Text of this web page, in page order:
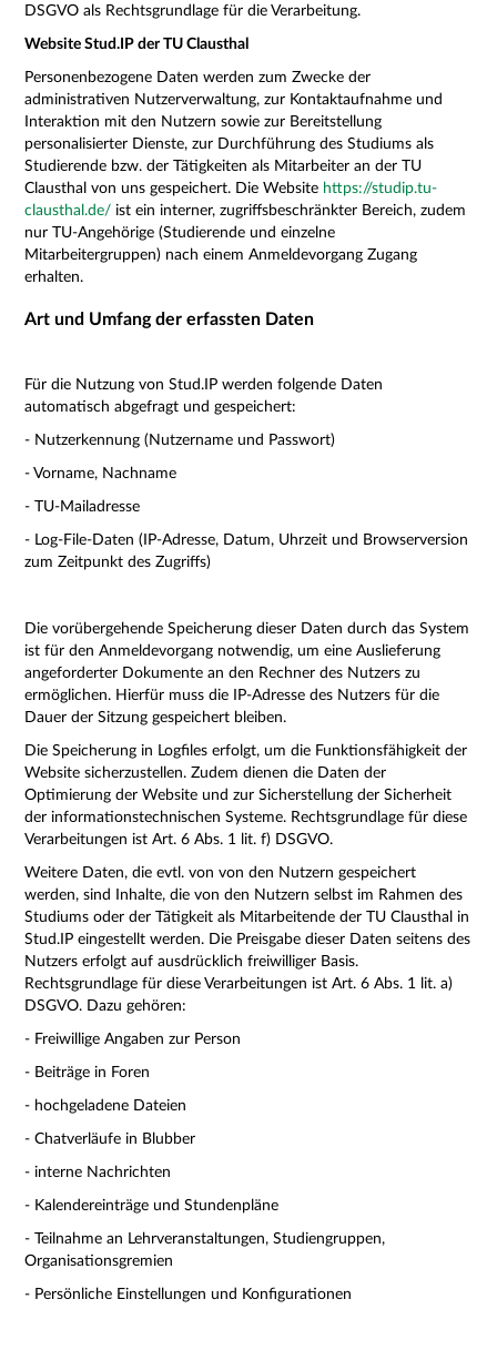
DSGVO als Rechtsgrundlage für die Verarbeitung.
Website Stud.IP der TU Clausthal
Personenbezogene Daten werden zum Zwecke der
administrativen Nutzerverwaltung, zur Kontaktaufnahme und
Interaktion mit den Nutzern sowie zur Bereitstellung
personalisierter Dienste, zur Durchführung des Studiums als
Studierende bzw. der Tätigkeiten als Mitarbeiter an der TU
Clausthal von uns gespeichert. Die Website https://studip.tu-
clausthal.de/ ist ein interner, zugriffsbeschränkter Bereich, zudem
nur TU-Angehörige (Studierende und einzelne
Mitarbeitergruppen) nach einem Anmeldevorgang Zugang
erhalten.
Art und Umfang der erfassten Daten
Für die Nutzung von Stud.IP werden folgende Daten
automatisch abgefragt und gespeichert:
- Nutzerkennung (Nutzername und Passwort)
- Vorname, Nachname
- TU-Mailadresse
- Log-File-Daten (IP-Adresse, Datum, Uhrzeit und Browserversion
zum Zeitpunkt des Zugriffs)
Die vorübergehende Speicherung dieser Daten durch das System
ist für den Anmeldevorgang notwendig, um eine Auslieferung
angeforderter Dokumente an den Rechner des Nutzers zu
ermöglichen. Hierfür muss die IP-Adresse des Nutzers für die
Dauer der Sitzung gespeichert bleiben.
Die Speicherung in Logfiles erfolgt, um die Funktionsfähigkeit der
Website sicherzustellen. Zudem dienen die Daten der
Optimierung der Website und zur Sicherstellung der Sicherheit
der informationstechnischen Systeme. Rechtsgrundlage für diese
Verarbeitungen ist Art. 6 Abs. 1 lit. f) DSGVO.
Weitere Daten, die evtl. von von den Nutzern gespeichert
werden, sind Inhalte, die von den Nutzern selbst im Rahmen des
Studiums oder der Tätigkeit als Mitarbeitende der TU Clausthal in
Stud.IP eingestellt werden. Die Preisgabe dieser Daten seitens des
Nutzers erfolgt auf ausdrücklich freiwilliger Basis.
Rechtsgrundlage für diese Verarbeitungen ist Art. 6 Abs. 1 lit. a)
DSGVO. Dazu gehören:
- Freiwillige Angaben zur Person
- Beiträge in Foren
- hochgeladene Dateien
- Chatverläufe in Blubber
- interne Nachrichten
- Kalendereinträge und Stundenpläne
- Teilnahme an Lehrveranstaltungen, Studiengruppen,
Organisationsgremien
- Persönliche Einstellungen und Konfigurationen